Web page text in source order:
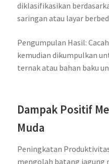
diklasifikasikan
saringan atau layar
Pengumpulan Hasil:
kemudian dikumpulkan
ternak atau bahan baku
Dampak Positif
Muda
Peningkatan
mengolah batang jagung